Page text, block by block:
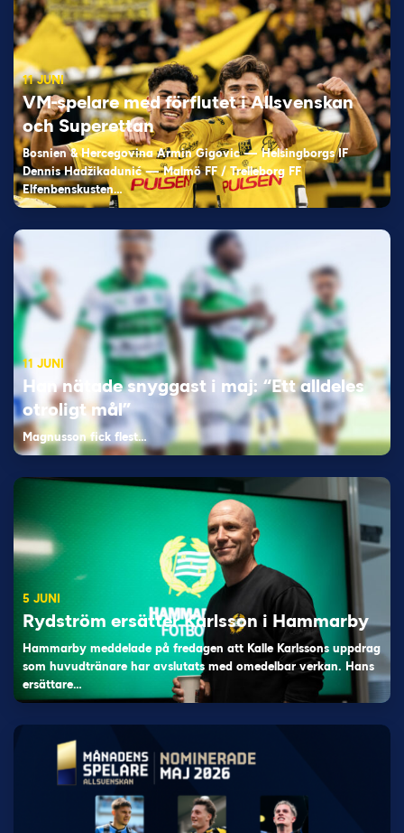
11 JUNI
VM-spelare med förflutet i Allsvenskan
och Superettan
Bosnien & Hercegovina Armin Gigovic — Helsingborgs IF
Dennis Hadžikadunić — Malmö FF / Trelleborg FF
Elfenbenskusten…
11 JUNI
Han nätade snyggast i maj: “Ett alldeles
otroligt mål”
Magnusson fick flest…
5 JUNI
Rydström ersätter Karlsson i Hammarby
Hammarby meddelade på fredagen att Kalle Karlssons uppdrag
som huvudtränare har avslutats med omedelbar verkan. Hans
ersättare…